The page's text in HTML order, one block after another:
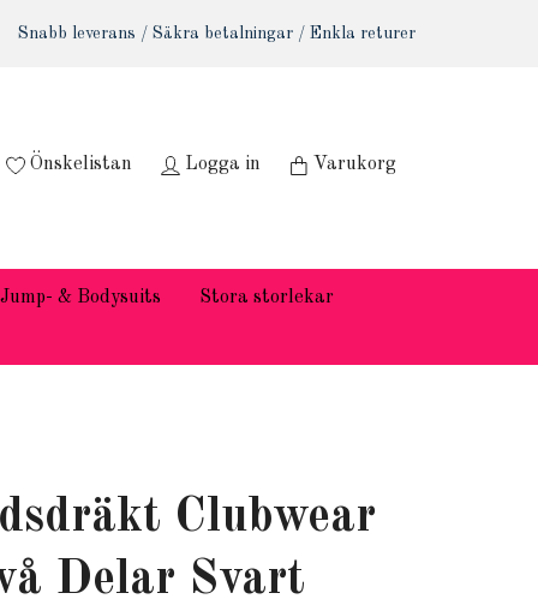
Snabb leverans / Säkra betalningar / Enkla returer
Önskelistan Logga in Varukorg
Jump- & Bodysuits
Stora storlekar
Clubwear
Delar Svart